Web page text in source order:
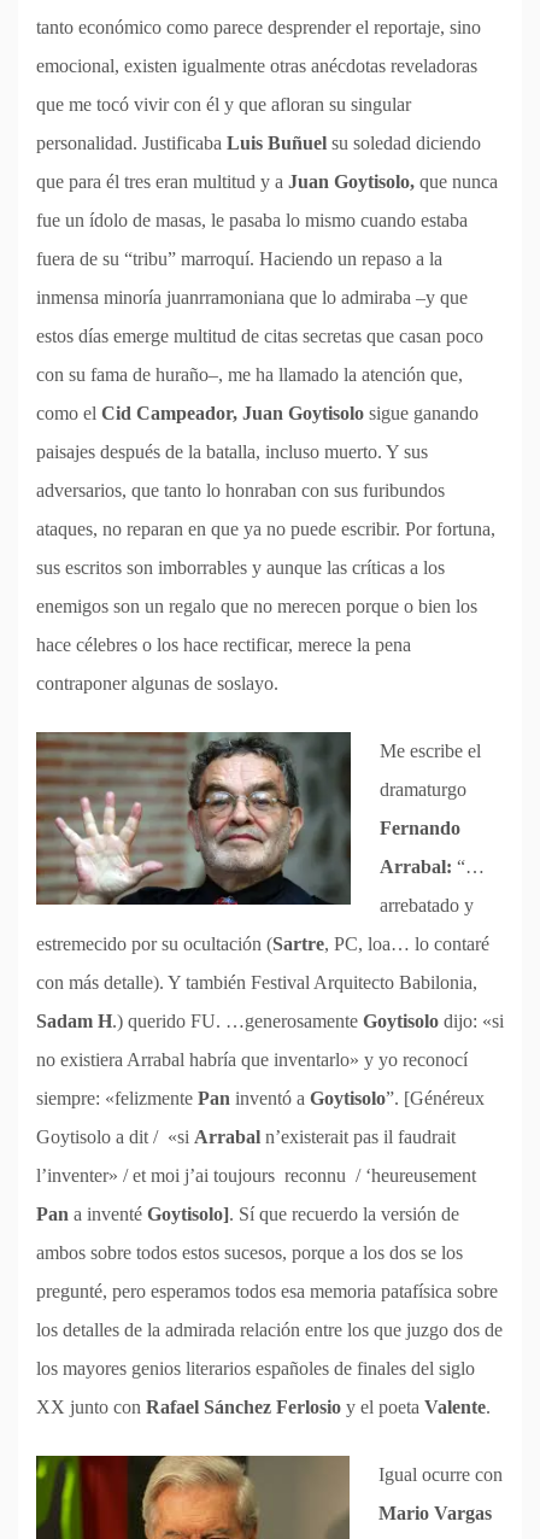
tanto económico como parece desprender el reportaje, sino
emocional, existen igualmente otras anécdotas reveladoras
que me tocó vivir con él y que afloran su singular
personalidad. Justificaba Luis Buñuel su soledad diciendo
que para él tres eran multitud y a Juan Goytisolo, que nunca
fue un ídolo de masas, le pasaba lo mismo cuando estaba
fuera de su “tribu” marroquí. Haciendo un repaso a la
inmensa minoría juanrramoniana que lo admiraba –y que
estos días emerge multitud de citas secretas que casan poco
con su fama de huraño–, me ha llamado la atención que,
como el Cid Campeador, Juan Goytisolo sigue ganando
paisajes después de la batalla, incluso muerto. Y sus
adversarios, que tanto lo honraban con sus furibundos
ataques, no reparan en que ya no puede escribir. Por fortuna,
sus escritos son imborrables y aunque las críticas a los
enemigos son un regalo que no merecen porque o bien los
hace célebres o los hace rectificar, merece la pena
contraponer algunas de soslayo.
Me escribe el
dramaturgo
Fernando
Arrabal: “…
arrebatado y
estremecido por su ocultación (Sartre, PC, loa… lo contaré
con más detalle). Y también Festival Arquitecto Babilonia,
Sadam H.) querido FU. …generosamente Goytisolo dijo: «si
no existiera Arrabal habría que inventarlo» y yo reconocí
siempre: «felizmente Pan inventó a Goytisolo”. [Généreux
Goytisolo a dit / «si Arrabal n’existerait pas il faudrait
l’inventer» / et moi j’ai toujours reconnu / ‘heureusement
Pan a inventé Goytisolo]. Sí que recuerdo la versión de
ambos sobre todos estos sucesos, porque a los dos se los
pregunté, pero esperamos todos esa memoria patafísica sobre
los detalles de la admirada relación entre los que juzgo dos de
los mayores genios literarios españoles de finales del siglo
XX junto con Rafael Sánchez Ferlosio y el poeta Valente.
Igual ocurre con
Mario Vargas